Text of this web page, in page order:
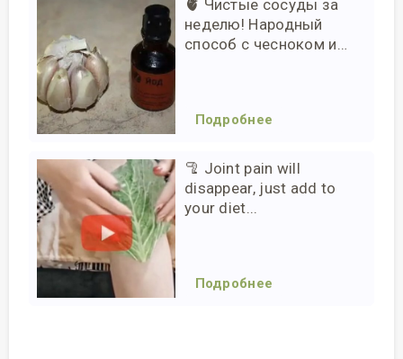
🫀 Чистые сосуды за
неделю! Народный
способ с чесноком и…
Подробнее
🦿 Joint pain will
disappear, just add to
your diet...
Подробнее